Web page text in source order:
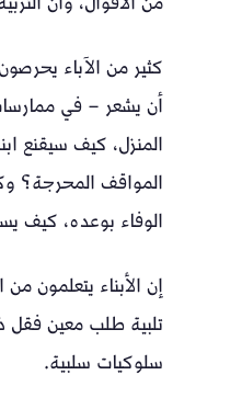
كثير من الآباء
أن يشعر – في
المنزل، كيف سيقنع
المواقف المحرجة؟
الوفاء بوعده، كيف
إن الأبناء يتعلمون
تلبية طلب معين فقل
سلوكيات سلبية.